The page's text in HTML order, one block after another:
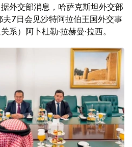
据外交部消息，哈萨克斯坦外交部
夫7日会见沙特阿拉伯王国外交事
系）阿卜杜勒·拉赫曼·拉西。